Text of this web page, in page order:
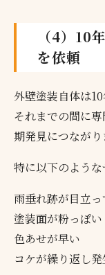
（4）10
を依頼
外壁塗装自体は
それまでの間に
期発見につながり
特に以下のような
雨垂れ跡が目立
塗装面が粉っぽい
色あせが早い
コケが繰り返し発